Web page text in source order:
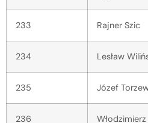
233 Rajner Szic
234 Lesław
235 Józef
236